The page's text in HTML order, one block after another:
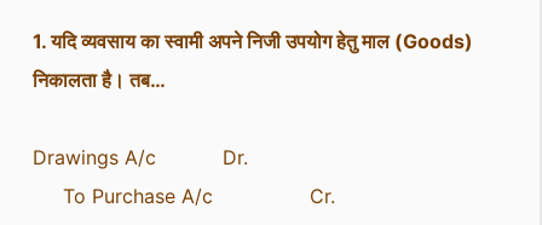
1. यदि व्यवसाय का स्वामी अपने निजी उपयोग हेतु माल (Goods)
निकालता है। तब…
Drawings A/c Dr.
To Purchase A/c Cr.